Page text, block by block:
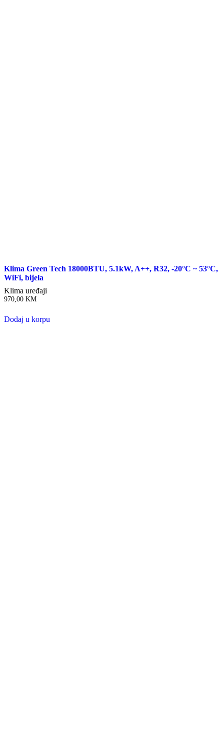
Klima Green Tech 18000BTU, 5.1kW, A++, R32, -20°C ~ 53°C,
WiFi, bijela
Klima uređaji
970,00 KM
Dodaj u korpu